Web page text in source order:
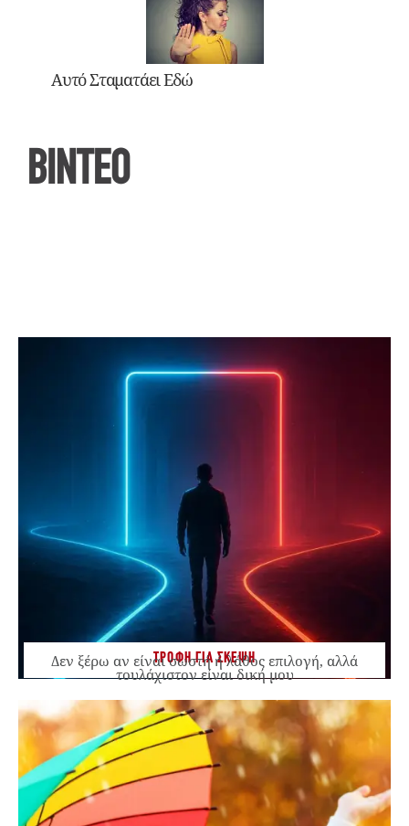
Αυτό Σταματάει Εδώ
ΒΙΝΤΕΟ
ΤΡΟΦΗ ΓΙΑ ΣΚΕΨΗ
Δεν ξέρω αν είναι σωστή ή λάθος επιλογή, αλλά
τουλάχιστον είναι δική μου